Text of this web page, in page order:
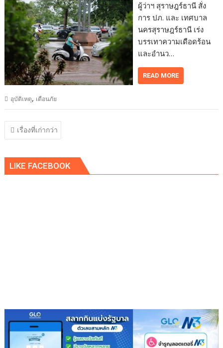
ผู้ว่าฯ สุราษฎร์ธานี สั่ง
การ ปภ. และ เทศบาล
นครสุราษฎร์ธานี เร่ง
บรรเทาความเดือดร้อน
และอำนว…
READ MORE
อุบัติเหตุ, เตือนภัย
แนะแนว
เรื่อง
เรื่องที่เก่ากว่า
LIKE FACEBOOK